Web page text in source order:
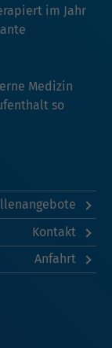
im Jahr
Medizin
so
Kontakt
Anfahrt